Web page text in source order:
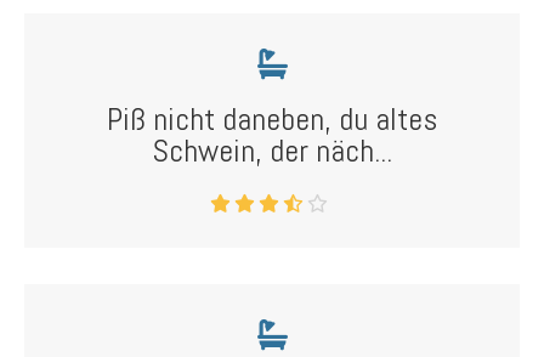
Piß nicht daneben, du altes
Schwein, der näch...